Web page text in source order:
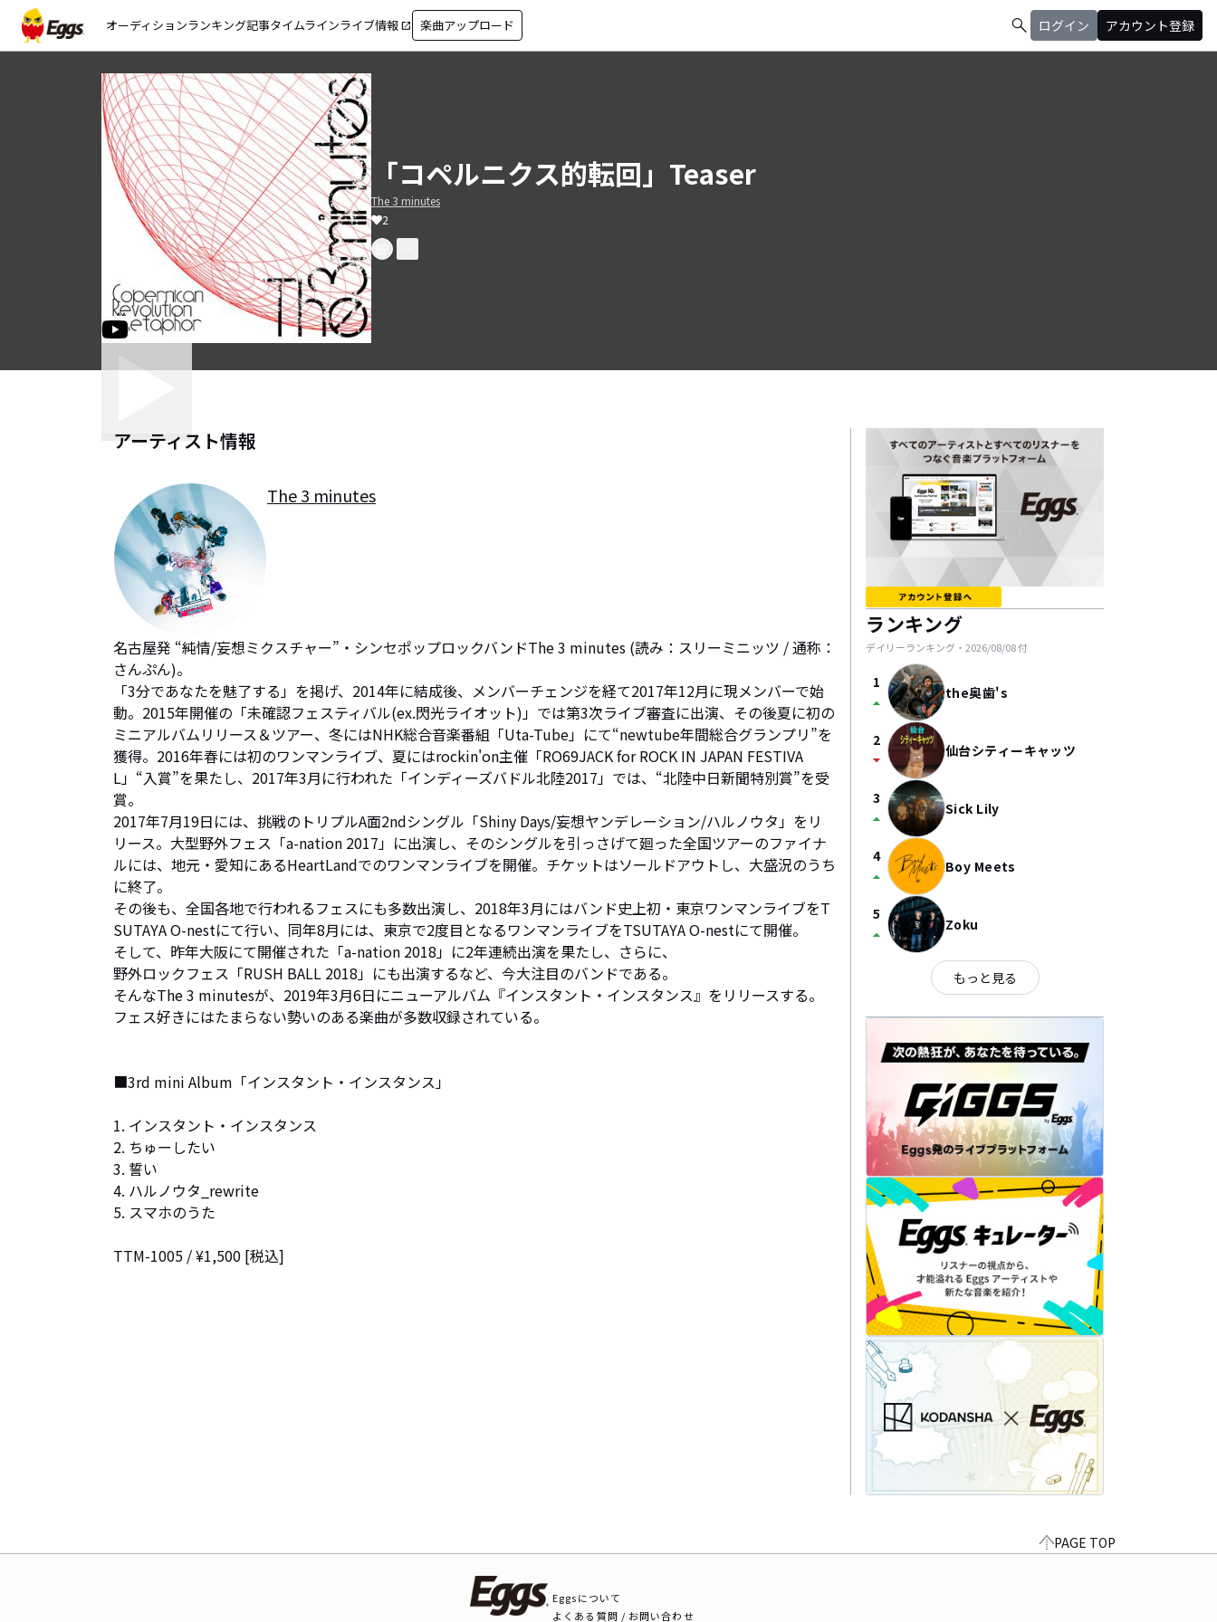
オーディションランキング記事タイムラインライブ情報 open_in_new 楽曲アップロード search ログイン アカウント登録
「コペルニクス的転回」Teaser
The 3 minutes
2
アーティスト情報
The 3 minutes
名古屋発 “純情/妄想ミクスチャー”・シンセポップロックバンドThe 3 minutes (読み：スリーミニッツ / 通称：
さんぷん)。
「3分であなたを魅了する」を掲げ、2014年に結成後、メンバーチェンジを経て2017年12月に現メンバーで始
動。2015年開催の「未確認フェスティバル(ex.閃光ライオット)」では第3次ライブ審査に出演、その後夏に初の
ミニアルバムリリース＆ツアー、冬にはNHK総合音楽番組「Uta-Tube」にて“newtube年間総合グランプリ”を
獲得。2016年春には初のワンマンライブ、夏にはrockin'on主催「RO69JACK for ROCK IN JAPAN FESTIVA
L」“入賞”を果たし、2017年3月に行われた「インディーズバドル北陸2017」では、“北陸中日新聞特別賞”を受
賞。
2017年7月19日には、挑戦のトリプルA面2ndシングル「Shiny Days/妄想ヤンデレーション/ハルノウタ」をリ
リース。大型野外フェス「a-nation 2017」に出演し、そのシングルを引っさげて廻った全国ツアーのファイナ
ルには、地元・愛知にあるHeartLandでのワンマンライブを開催。チケットはソールドアウトし、大盛況のうち
に終了。
その後も、全国各地で行われるフェスにも多数出演し、2018年3月にはバンド史上初・東京ワンマンライブをT
SUTAYA O-nestにて行い、同年8月には、東京で2度目となるワンマンライブをTSUTAYA O-nestにて開催。
そして、昨年大阪にて開催された「a-nation 2018」に2年連続出演を果たし、さらに、
野外ロックフェス「RUSH BALL 2018」にも出演するなど、今大注目のバンドである。
そんなThe 3 minutesが、2019年3月6日にニューアルバム『インスタント・インスタンス』をリリースする。
フェス好きにはたまらない勢いのある楽曲が多数収録されている。
■3rd mini Album「インスタント・インスタンス」
1. インスタント・インスタンス
2. ちゅーしたい
3. 誓い
4. ハルノウタ_rewrite
5. スマホのうた
TTM-1005 / ¥1,500 [税込]
ランキング
デイリーランキング・ 2026/08/08付
1
arrow_drop_up the奥歯's
2
arrow_drop_down 仙台シティーキャッツ
3
arrow_drop_up Sick Lily
4
arrow_drop_up Boy Meets
5
arrow_drop_up Zoku
もっと見る
PAGE TOP
Eggsについて
よくある質問 / お問い合わせ